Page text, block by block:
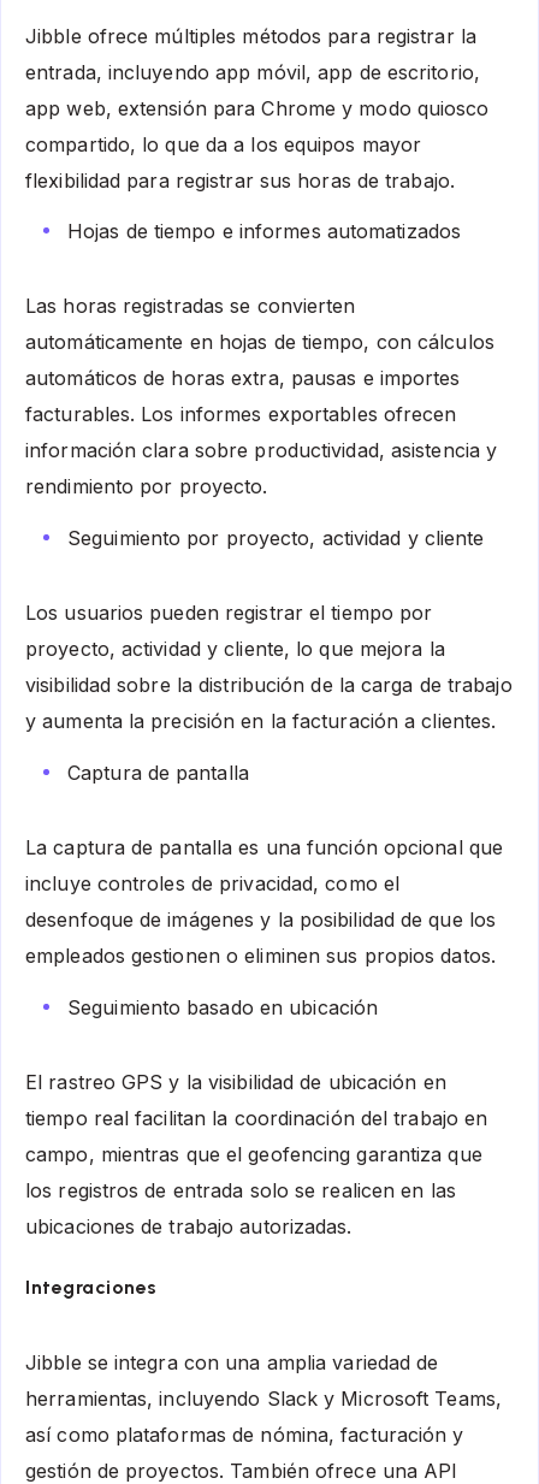
Jibble ofrece múltiples métodos para registrar la
entrada, incluyendo app móvil, app de escritorio,
app web, extensión para Chrome y modo quiosco
compartido, lo que da a los equipos mayor
flexibilidad para registrar sus horas de trabajo.
Hojas de tiempo e informes automatizados
Las horas registradas se convierten
automáticamente en hojas de tiempo, con cálculos
automáticos de horas extra, pausas e importes
facturables. Los informes exportables ofrecen
información clara sobre productividad, asistencia y
rendimiento por proyecto.
Seguimiento por proyecto, actividad y cliente
Los usuarios pueden registrar el tiempo por
proyecto, actividad y cliente, lo que mejora la
visibilidad sobre la distribución de la carga de trabajo
y aumenta la precisión en la facturación a clientes.
Captura de pantalla
La captura de pantalla es una función opcional que
incluye controles de privacidad, como el
desenfoque de imágenes y la posibilidad de que los
empleados gestionen o eliminen sus propios datos.
Seguimiento basado en ubicación
El rastreo GPS y la visibilidad de ubicación en
tiempo real facilitan la coordinación del trabajo en
campo, mientras que el geofencing garantiza que
los registros de entrada solo se realicen en las
ubicaciones de trabajo autorizadas.
Integraciones
Jibble se integra con una amplia variedad de
herramientas, incluyendo Slack y Microsoft Teams,
así como plataformas de nómina, facturación y
gestión de proyectos. También ofrece una API